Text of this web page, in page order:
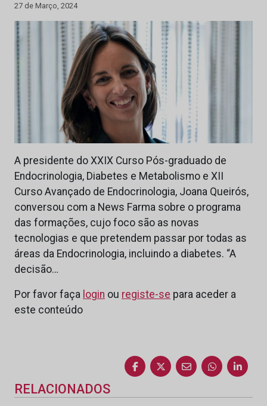
27 de Março, 2024
A presidente do XXIX Curso Pós-graduado de
Endocrinologia, Diabetes e Metabolismo e XII
Curso Avançado de Endocrinologia, Joana Queirós,
conversou com a News Farma sobre o programa
das formações, cujo foco são as novas
tecnologias e que pretendem passar por todas as
áreas da Endocrinologia, incluindo a diabetes. “A
decisão…
Por favor faça login ou registe-se para aceder a
este conteúdo
RELACIONADOS